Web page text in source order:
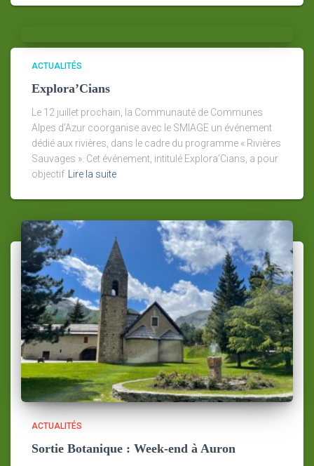
ACTUALITÉS
Explora’Cians
Le 12 juillet prochain, la Communauté de Communes
Alpes d’Azur coorganise avec le SMIAGE un événement
dédié aux rivières, dans le cadre du programme « Rivières
Sauvages ». Cet événement, intitulé Explora’Cians, a pour
objectif Lire la suite
ACTUALITÉS
Sortie Botanique : Week-end à Auron